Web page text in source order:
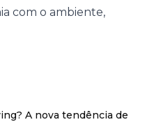
com o ambiente,
A nova tendência de